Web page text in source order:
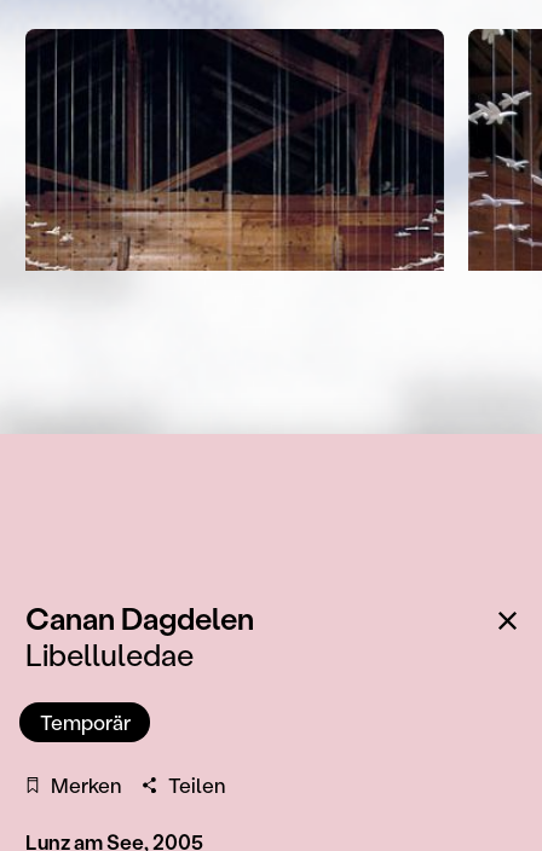
Canan Dagdelen:
Libelluledae
Temporär
Merken Teilen
Lunz am See, 2005